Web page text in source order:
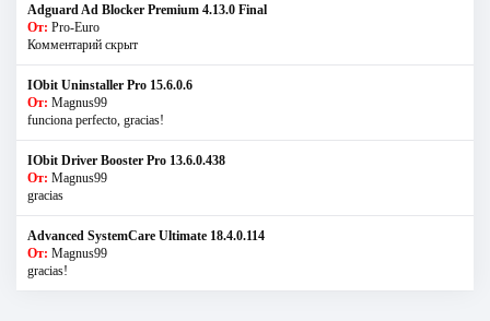
Adguard Ad Blocker Premium 4.13.0 Final
От: Pro-Euro
Комментарий скрыт
IObit Uninstaller Pro 15.6.0.6
От: Magnus99
funciona perfecto, gracias!
IObit Driver Booster Pro 13.6.0.438
От: Magnus99
gracias
Advanced SystemCare Ultimate 18.4.0.114
От: Magnus99
gracias!